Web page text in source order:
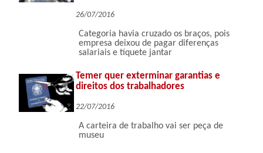
26/07/2016
Categoria havia cruzado os braços, pois
empresa deixou de pagar diferenças
salariais e tíquete jantar
Temer quer exterminar garantias e
direitos dos trabalhadores
22/07/2016
A carteira de trabalho vai ser peça de
museu